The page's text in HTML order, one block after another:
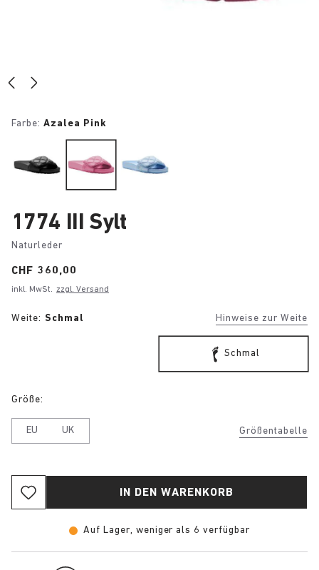
Farbe: Azalea Pink
1774 III Sylt
Naturleder
Price:
CHF 360,00
inkl. MwSt. zzgl. Versand
Weite: Schmal Hinweise zur Weite
Schmal
Größentabelle
Größe:
EU UK
IN DEN WARENKORB
Auf Lager, weniger als 6 verfügbar